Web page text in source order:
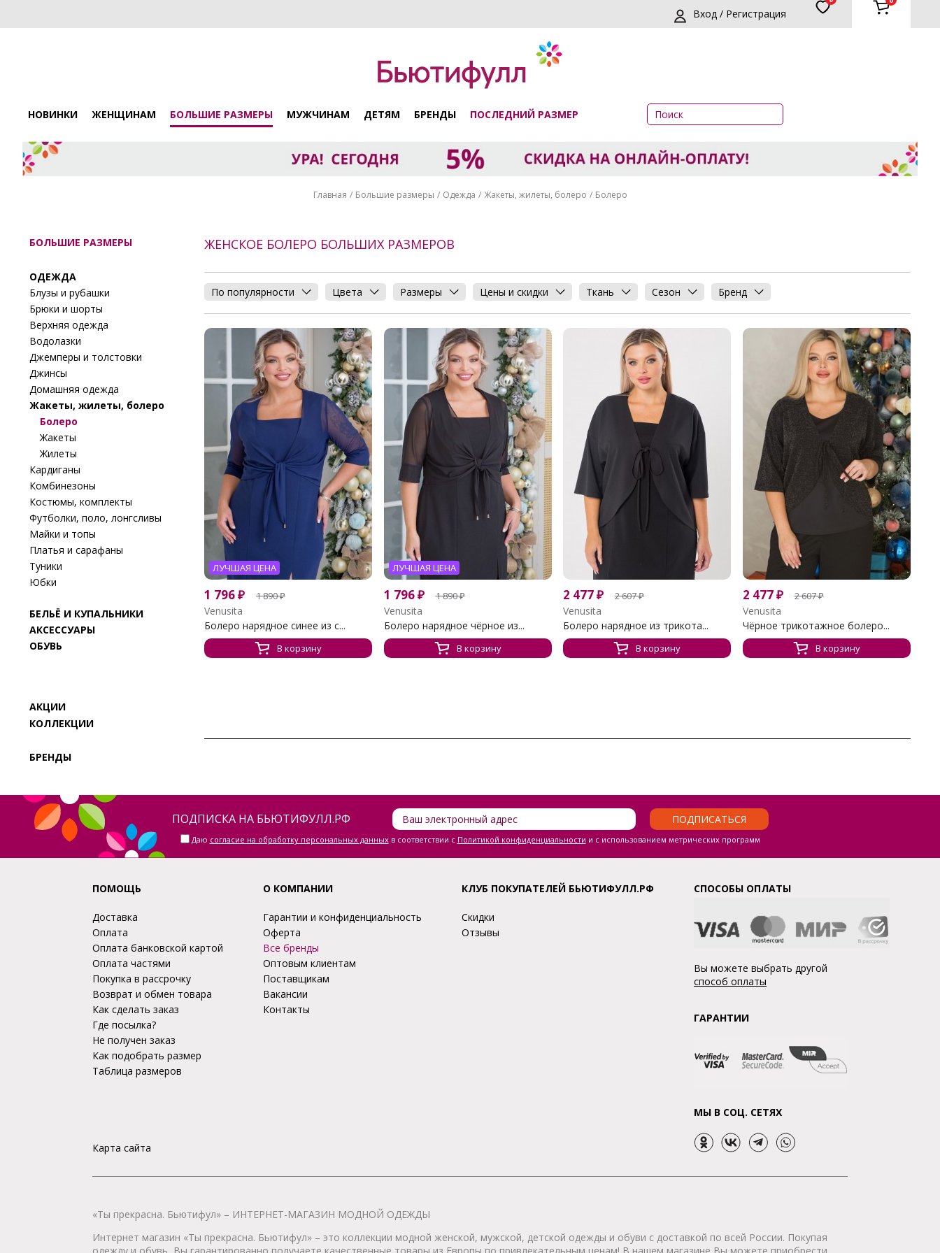
Вход / Регистрация
НОВИНКИ ЖЕНЩИНАМ БОЛЬШИЕ РАЗМЕРЫ МУЖЧИНАМ ДЕТЯМ БРЕНДЫ ПОСЛЕДНИЙ РАЗМЕР
Главная Большие размеры Одежда Жакеты, жилеты, болеро Болеро
БОЛЬШИЕ РАЗМЕРЫ
ОДЕЖДА
Блузы и рубашки
Брюки и шорты
Верхняя одежда
Водолазки
Джемперы и толстовки
Джинсы
Домашняя одежда
Жакеты, жилеты, болеро
Болеро
Жакеты
Жилеты
Кардиганы
Комбинезоны
Костюмы, комплекты
Футболки, поло, лонгсливы
Майки и топы
Платья и сарафаны
Туники
Юбки
БЕЛЬЁ И КУПАЛЬНИКИ
АКСЕССУАРЫ
ОБУВЬ
АКЦИИ
КОЛЛЕКЦИИ
БРЕНДЫ
ЖЕНСКОЕ БОЛЕРО БОЛЬШИХ РАЗМЕРОВ
По популярности Цвета Размеры Цены и скидки Ткань Сезон Бренд
ЛУЧШАЯ ЦЕНА
1 796₽ 1 890₽
Venusita
Болеро нарядное синее из с...
В корзину
ЛУЧШАЯ ЦЕНА
1 796₽ 1 890₽
Venusita
Болеро нарядное чёрное из...
В корзину
2 477₽ 2 607₽
Venusita
Болеро нарядное из трикота...
В корзину
2 477₽ 2 607₽
Venusita
Чёрное трикотажное болеро...
В корзину
ПОДПИСКА НА БЬЮТИФУЛЛ.РФ ПОДПИСАТЬСЯ
Даю согласие на обработку персональных данныхв соответствии с Политикой конфиденциальности и с использованием метрических программ
ПОМОЩЬ
Доставка
Оплата
Оплата банковской картой
Оплата частями
Покупка в рассрочку
Возврат и обмен товара
Как сделать заказ
Где посылка?
Не получен заказ
Как подобрать размер
Таблица размеров
Карта сайта
О КОМПАНИИ
Гарантии и конфиденциальность
Оферта
Все бренды
Оптовым клиентам
Поставщикам
Вакансии
Контакты
КЛУБ ПОКУПАТЕЛЕЙ БЬЮТИФУЛЛ.РФ
Скидки
Отзывы
СПОСОБЫ ОПЛАТЫ
Вы можете выбрать другой
способ оплаты
ГАРАНТИИ
МЫ В СОЦ. СЕТЯХ
«Ты прекрасна. Бьютифул» – ИНТЕРНЕТ-МАГАЗИН МОДНОЙ ОДЕЖДЫ
Интернет магазин «Ты прекрасна. Бьютифул» – это коллекции модной женской, мужской, детской одежды и обуви с доставкой по всей России. Покупая
одежду и обувь, Вы гарантированно получаете качественные товары из Европы по привлекательным ценам! В нашем магазине Вы можете приобрести